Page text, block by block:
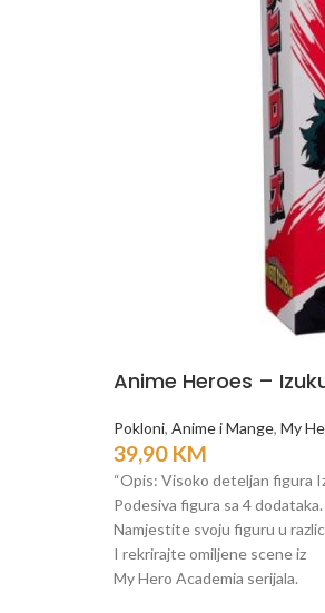
Anime Heroes –
Pokloni, Anime i Mange, My
39,90 KM
“Opis: Visoko deteljan figura
Podesiva figura sa 4 dodataka.
Namjestite svoju figuru u
I rekrirajte omiljene scene iz
My Hero Academia serijala.